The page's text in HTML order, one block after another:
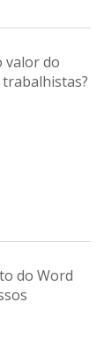
valor do
do Word